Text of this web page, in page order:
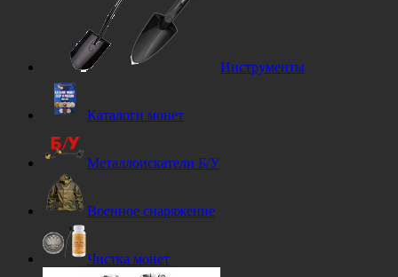
Инструменты
Каталоги монет
Металлоискатели Б/У
Военное снаряжение
Чистка монет